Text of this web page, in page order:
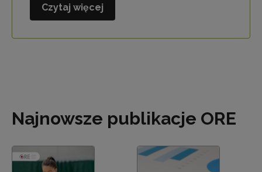
Wydział
Pedagogicznego
Czytaj więcej
Najnowsze publikacje ORE